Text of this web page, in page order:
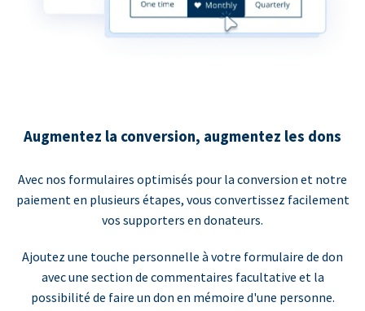
Augmentez la conversion, augmentez les dons
Avec nos formulaires optimisés pour la conversion et notre
paiement en plusieurs étapes, vous convertissez facilement
vos supporters en donateurs.
Ajoutez une touche personnelle à votre formulaire de don
avec une section de commentaires facultative et la
possibilité de faire un don en mémoire d'une personne.